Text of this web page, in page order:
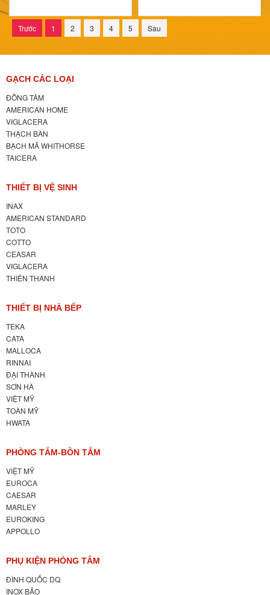
Trước 1 2 3 4 5 Sau
GẠCH CÁC LOẠI
ĐỒNG TÂM
AMERICAN HOME
VIGLACERA
THẠCH BÀN
BẠCH MÃ WHITHORSE
TAICERA
THIẾT BỊ VỆ SINH
INAX
AMERICAN STANDARD
TOTO
COTTO
CEASAR
VIGLACERA
THIÊN THANH
THIẾT BỊ NHÀ BẾP
TEKA
CATA
MALLOCA
RINNAI
ĐẠI THÀNH
SƠN HÀ
VIỆT MỸ
TOÀN MỸ
HWATA
PHÒNG TẮM-BỒN TẮM
VIỆT MỸ
EUROCA
CAESAR
MARLEY
EUROKING
APPOLLO
PHỤ KIỆN PHÒNG TẮM
ĐÌNH QUỐC DQ
INOX BẢO